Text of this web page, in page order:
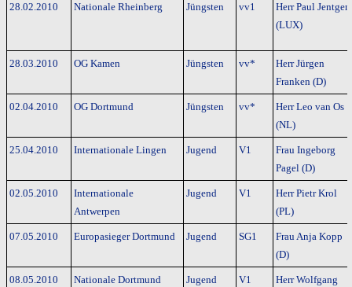
28.02.2010 Nationale Rheinberg Jüngsten vv1
Herr Paul Jentgen
(LUX)
28.03.2010 OG Kamen Jüngsten vv*
Herr Jürgen
Franken (D)
02.04.2010 OG Dortmund Jüngsten vv*
Herr Leo van Os
(NL)
25.04.2010 Internationale Lingen Jugend V1
Frau Ingeborg
Pagel (D)
02.05.2010
Internationale
Antwerpen
Jugend V1
Herr Pietr Krol
(PL)
07.05.2010 Europasieger Dortmund Jugend SG1
Frau Anja Kopp
(D)
08.05.2010 Nationale Dortmund Jugend V1
Herr Wolfgang